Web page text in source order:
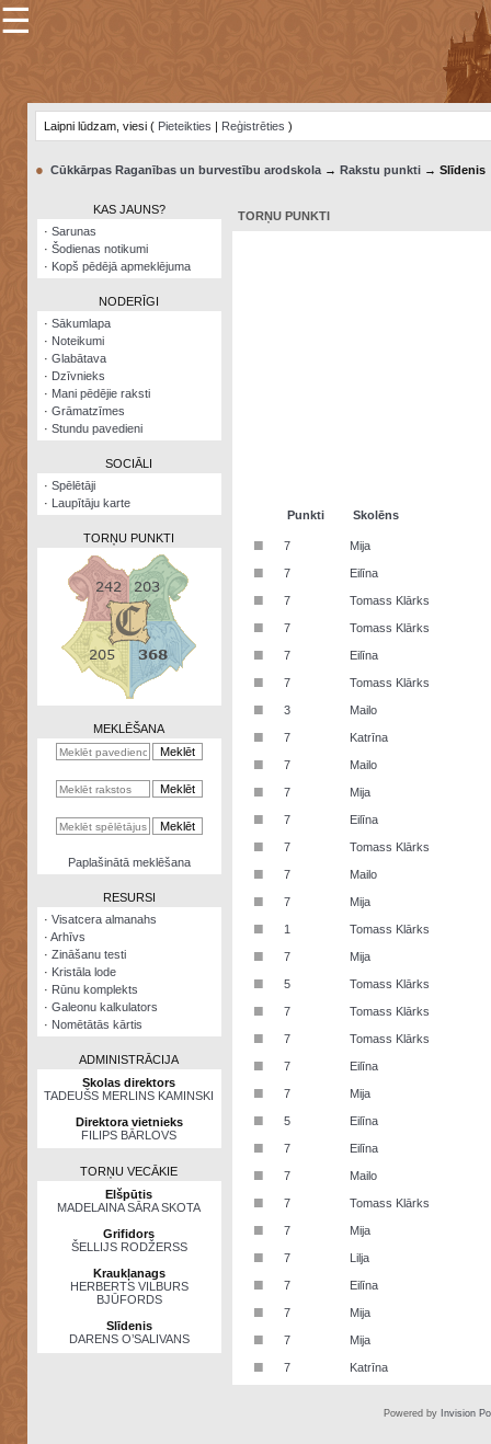
×
Šodienas
notikumi
Visatcera
almanahs
Arhīvs
Zināšanu
kalkulators
Nomētātās
☰
Laipni lūdzam, viesi ( Pieteikties | Reģistrēties )
● Cūkkārpas Raganības un burvestību arodskola→ Rakstu punkti→ Slīdenis
KAS JAUNS?
· Sarunas
· Šodienas notikumi
· Kopš pēdējā apmeklējuma
NODERĪGI
· Sākumlapa
· Noteikumi
· Glabātava
· Dzīvnieks
· Mani pēdējie raksti
· Grāmatzīmes
· Stundu pavedieni
SOCIĀLI
· Spēlētāji
· Laupītāju karte
TORŅU PUNKTI
MEKLĒŠANA
Paplašinātā meklēšana
RESURSI
· Visatcera almanahs
· Arhīvs
· Zināšanu testi
· Kristāla lode
· Rūnu komplekts
· Galeonu kalkulators
· Nomētātās kārtis
ADMINISTRĀCIJA
Skolas direktors
TADEUŠS MERLINS KAMINSKI
Direktora vietnieks
FILIPS BĀRLOVS
TORŅU VECĀKIE
Elšpūtis
MADELAINA SĀRA SKOTA
Grifidors
ŠELLIJS RODŽERSS
Kraukļanags
HERBERTS VILBURS
BJŪFORDS
Slīdenis
DARENS O’SALIVANS
TORŅU PUNKTI
Punkti Skolēns
■ 7 Mija
■ 7 Eilīna
■ 7 Tomass Klārks
■ 7 Tomass Klārks
■ 7 Eilīna
■ 7 Tomass Klārks
■ 3 Mailo
■ 7 Katrīna
■ 7 Mailo
■ 7 Mija
■ 7 Eilīna
■ 7 Tomass Klārks
■ 7 Mailo
■ 7 Mija
■ 1 Tomass Klārks
■ 7 Mija
■ 5 Tomass Klārks
■ 7 Tomass Klārks
■ 7 Tomass Klārks
■ 7 Eilīna
■ 7 Mija
■ 5 Eilīna
■ 7 Eilīna
■ 7 Mailo
■ 7 Tomass Klārks
■ 7 Mija
■ 7 Lilja
■ 7 Eilīna
■ 7 Mija
■ 7 Mija
■ 7 Katrīna
Powered by Invision